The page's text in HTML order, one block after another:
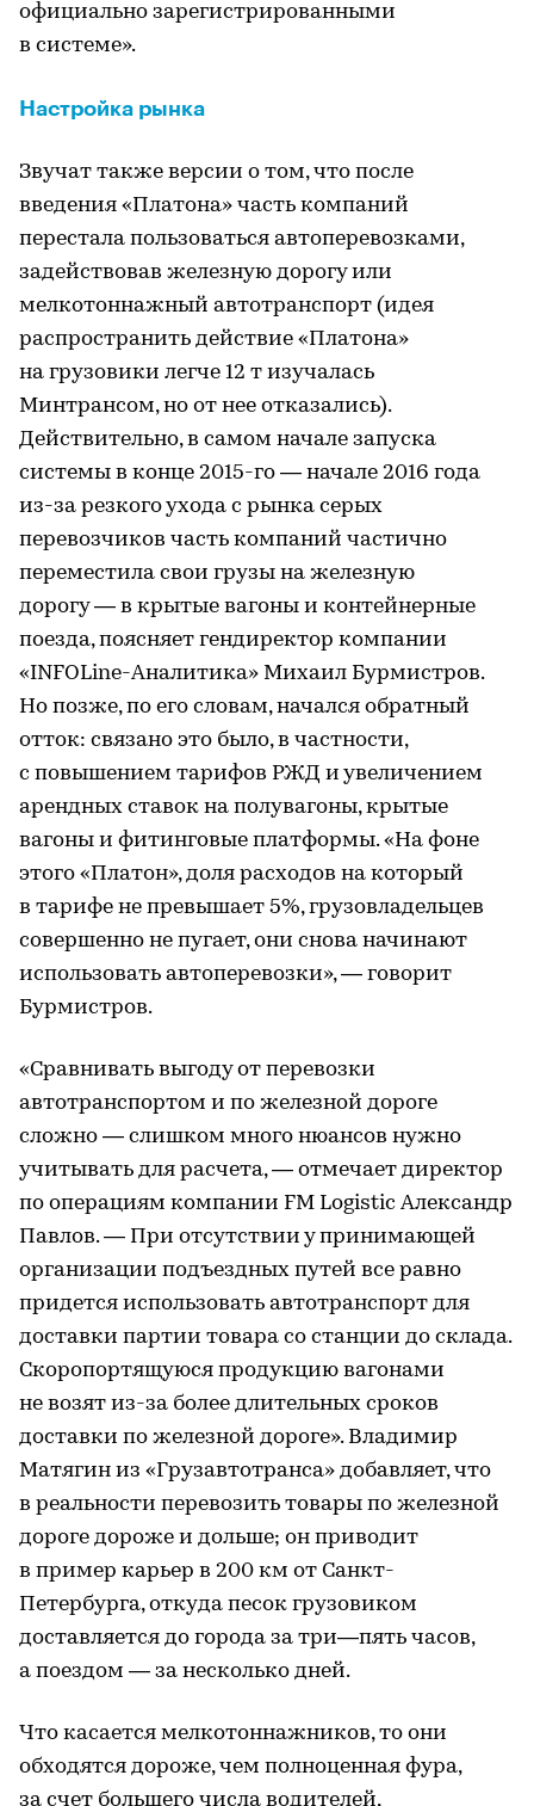
официально зарегистрированными
в системе».
Настройка рынка
Звучат также версии о том, что после
введения «Платона» часть компаний
перестала пользоваться автоперевозками,
задействовав железную дорогу или
мелкотоннажный автотранспорт (идея
распространить действие «Платона»
на грузовики легче 12 т изучалась
Минтрансом, но от нее отказались).
Действительно, в самом начале запуска
системы в конце 2015-го — начале 2016 года
из-за резкого ухода с рынка серых
перевозчиков часть компаний частично
переместила свои грузы на железную
дорогу — в крытые вагоны и контейнерные
поезда, поясняет гендиректор компании
«INFOLine-Аналитика» Михаил Бурмистров.
Но позже, по его словам, начался обратный
отток: связано это было, в частности,
с повышением тарифов РЖД и увеличением
арендных ставок на полувагоны, крытые
вагоны и фитинговые платформы. «На фоне
этого «Платон», доля расходов на который
в тарифе не превышает 5%, грузовладельцев
совершенно не пугает, они снова начинают
использовать автоперевозки», — говорит
Бурмистров.
«Сравнивать выгоду от перевозки
автотранспортом и по железной дороге
сложно — слишком много нюансов нужно
учитывать для расчета, — отмечает директор
по операциям компании FM Logistic Александр
Павлов. — При отсутствии у принимающей
организации подъездных путей все равно
придется использовать автотранспорт для
доставки партии товара со станции до склада.
Скоропортящуюся продукцию вагонами
не возят из-за более длительных сроков
доставки по железной дороге». Владимир
Матягин из «Грузавтотранса» добавляет, что
в реальности перевозить товары по железной
дороге дороже и дольше; он приводит
в пример карьер в 200 км от Санкт-
Петербурга, откуда песок грузовиком
доставляется до города за три—пять часов,
а поездом — за несколько дней.
Что касается мелкотоннажников, то они
обходятся дороже, чем полноценная фура,
за счет большего числа водителей,